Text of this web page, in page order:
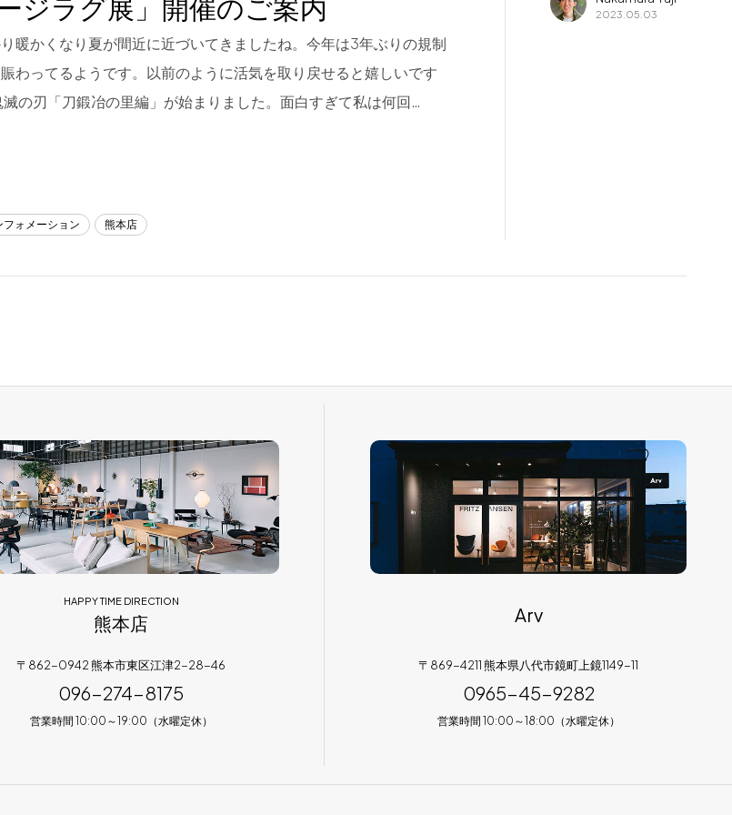
ジラグ展」開催のご案内
暖かくなり夏が間近に近づいてきましたね。今年は3年ぶりの規制
わってるようです。以前のように活気を取り戻せると嬉しいです
の刃「刀鍛冶の里編」が始まりました。面白すぎて私は何回…
ォメーション 熊本店
2023.05.03
HAPPY TIME DIRECTION
熊本店
〒862-0942 熊本市東区江津2-28-46
096-274-8175
営業時間 10:00～19:00（水曜定休）
Arv
〒869-4211 熊本県八代市鏡町上鏡1149-11
0965-45-9282
営業時間 10:00～18:00（水曜定休）